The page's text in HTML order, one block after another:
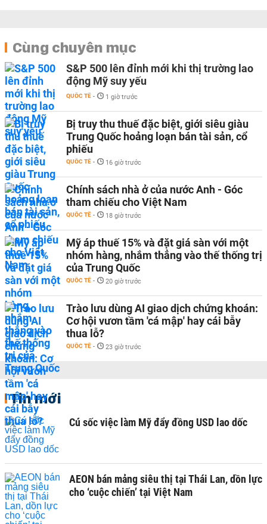
Cùng chuyên mục
S&P 500 lên đỉnh mới khi thị trường lao
động Mỹ suy yếu
QUỐC TẾ - 1 giờ trước
Bị truy thu thuế đặc biệt, giới siêu giàu
Trung Quốc hoảng loạn bán tài sản, cổ
phiếu
QUỐC TẾ - 16 giờ trước
Chính sách nhà ở của nước Anh - Góc
tham chiếu cho Việt Nam
QUỐC TẾ - 18 giờ trước
Mỹ áp thuế 15% và đặt giá sàn với một
nhóm hàng, nhắm thẳng vào thế thống trị
của Trung Quốc
QUỐC TẾ - 20 giờ trước
Trào lưu dùng AI giao dịch chứng khoán:
Cơ hội vươn tầm 'cá mập' hay cái bẫy
thua lỗ?
QUỐC TẾ - 23 giờ trước
Tin mới
Cú sốc việc làm Mỹ đẩy đồng USD lao dốc
AEON bán mảng siêu thị tại Thái Lan, dồn lực
cho ‘cuộc chiến’ tại Việt Nam